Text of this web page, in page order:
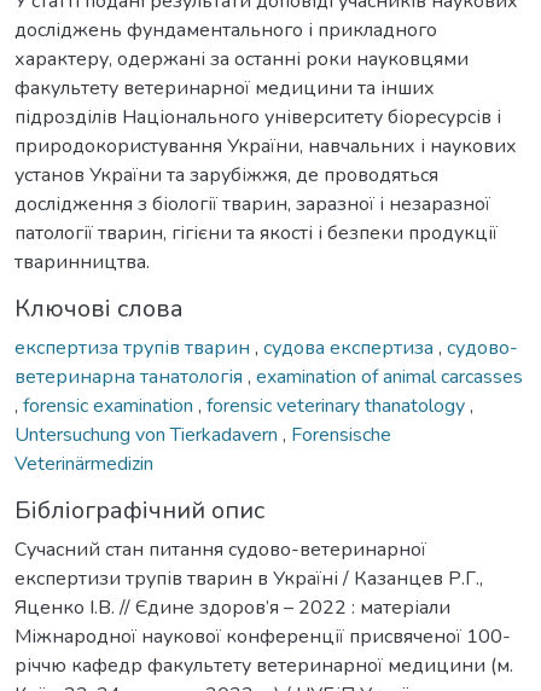
досліджень фундаментального і прикладного
характеру, одержані за останні роки науковцями
факультету ветеринарної медицини та інших
підрозділів Національного університету біоресурсів і
природокористування України, навчальних і наукових
установ України та зарубіжжя, де проводяться
дослідження з біології тварин, заразної і незаразної
патології тварин, гігієни та якості і безпеки продукції
тваринництва.
Ключові слова
експертиза трупів тварин , судова експертиза , судово-
ветеринарна танатологія , examination of animal carcasses
, forensic examination , forensic veterinary thanatology,
Untersuchung von Tierkadavern , Forensische
Veterinärmedizin
Бібліографічний опис
Сучасний стан питання судово-ветеринарної
експертизи трупів тварин в Україні / Казанцев Р.Г.,
Яценко І.В. // Єдине здоров’я – 2022 : матеріали
Міжнародної наукової конференції присвяченої 100-
річчю кафедр факультету ветеринарної медицини (м.